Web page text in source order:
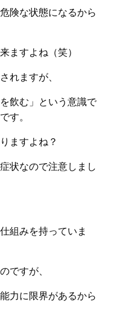
険な状態になるから
ますよね（笑）
れますが、
飲む」という意識で
す。
ますよね？
状なので注意しまし
組みを持っていま
ですが、
力に限界があるから